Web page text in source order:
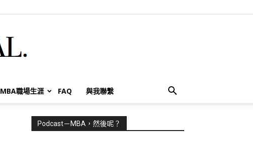
MBA職場生涯 FAQ 與我聯繫
Podcast－MBA，然後呢？